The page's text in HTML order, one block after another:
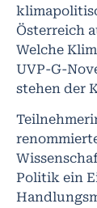
Österreich
Welche
UVP-G-
stehen der
Politik ein